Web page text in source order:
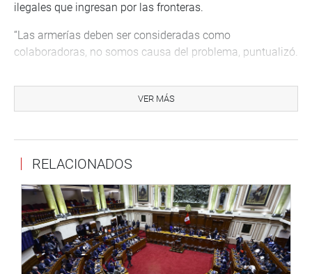
ilegales que ingresan por las fronteras.
“Las armerías deben ser consideradas como
colaboradoras, no somos causa del problema, puntualizó.
las armas sin licencia se registren, se puso tantas trabas
e incluso se incautaron muchas de ellas y que no se
deben regularse”, pidió De Vivero.
El congresista Walter Ascona Calderón se mostró a favor
de regularizar esta y todas las actividades comerciales,
especialmente las que son formales para una verdadera
reactivación económica.
“En la problemática de las armas, sabemos que se
VER MÁS
RELACIONADOS